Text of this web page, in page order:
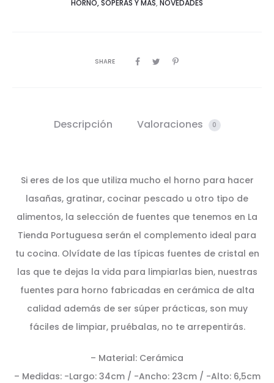
HORNO, SOPERAS Y MÁS, NOVEDADES
SHARE
Descripción Valoraciones 0
Si eres de los que utiliza mucho el horno para hacer
lasañas, gratinar, cocinar pescado u otro tipo de
alimentos, la selección de fuentes que tenemos en La
Tienda Portuguesa serán el complemento ideal para
tu cocina. Olvídate de las típicas fuentes de cristal en
las que te dejas la vida para limpiarlas bien, nuestras
fuentes para horno fabricadas en cerámica de alta
calidad además de ser súper prácticas, son muy
fáciles de limpiar, pruébalas, no te arrepentirás.
– Material: Cerámica
– Medidas: -Largo: 34cm / -Ancho: 23cm / -Alto: 6,5cm